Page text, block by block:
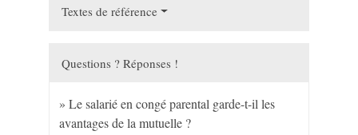
Textes de référence
Questions ? Réponses !
Le salarié en congé parental garde-t-il les
avantages de la mutuelle ?